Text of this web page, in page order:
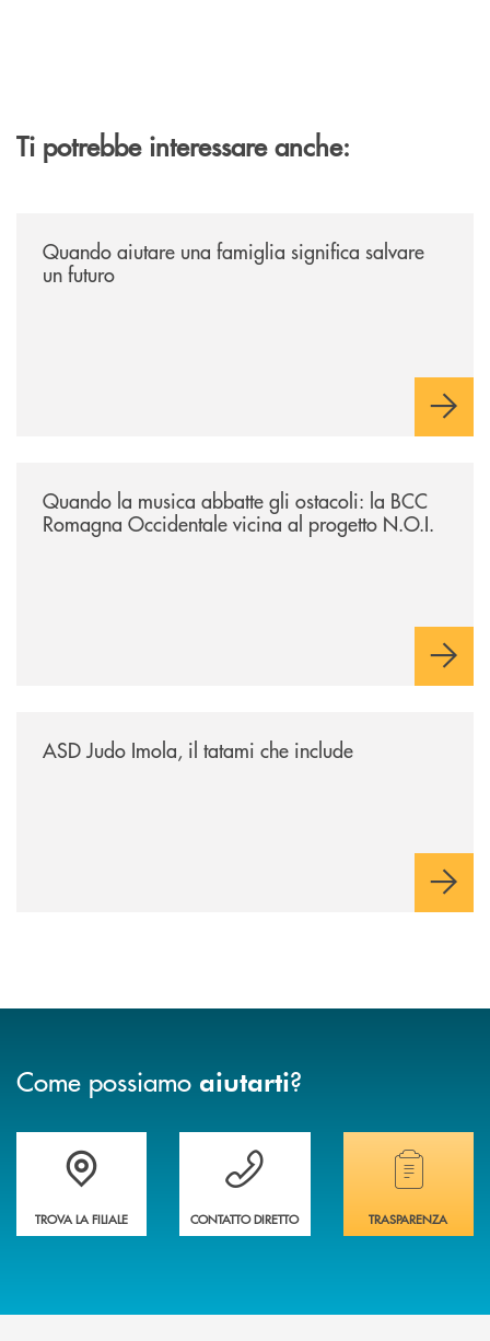
Ti potrebbe interessare anche:
Quando aiutare una famiglia significa salvare
un futuro
Quando la musica abbatte gli ostacoli: la BCC
Romagna Occidentale vicina al progetto N.O.I.
ASD Judo Imola, il tatami che include
Come possiamo aiutarti?
Accedi all' elenco completo delle filiali della banca.
TROVA LA FILIALE
Hai bisogno di assistenza immediata?
CONTATTO DIRETTO
Hai bisogno di
TRASPARENZA